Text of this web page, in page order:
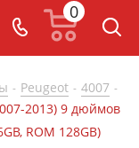
0
- Peugeot - 4007 -
2013) 9 дюймов
ROM 128GB)